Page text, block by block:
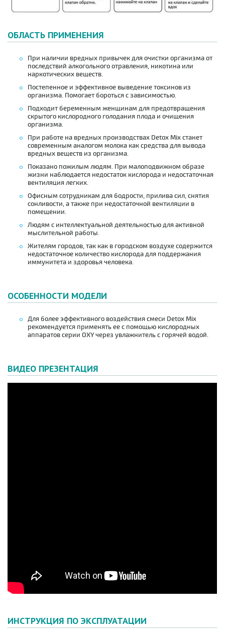
ОБЛАСТЬ ПРИМЕНЕНИЯ
При наличии вредных привычек для очистки организма от
последствий алкогольного отравления, никотина или
наркотических веществ.
Постепенное и эффективное выведение токсинов из
организма. Помогает бороться с зависимостью.
Подходит беременным женщинам для предотвращения
скрытого кислородного голодания плода и очищения
организма.
При работе на вредных производствах Detox Mix станет
современным аналогом молока как средства для вывода
вредных веществ из организма.
Показано пожилым людям. При малоподвижном образе
жизни наблюдается недостаток кислорода и недостаточная
вентиляция легких.
Офисным сотрудникам для бодрости, прилива сил, снятия
сонливости, а также при недостаточной вентиляции в
помещении.
Людям с интеллектуальной деятельностью для активной
мыслительной работы.
Жителям городов, так как в городском воздухе содержится
недостаточное количество кислорода для поддержания
иммунитета и здоровья человека.
ОСОБЕННОСТИ МОДЕЛИ
Для более эффективного воздействия смеси Detox Mix
рекомендуется применять ее с помощью кислородных
аппаратов серии OXY через увлажнитель с горячей водой.
ВИДЕО ПРЕЗЕНТАЦИЯ
ИНСТРУКЦИЯ ПО ЭКСПЛУАТАЦИИ